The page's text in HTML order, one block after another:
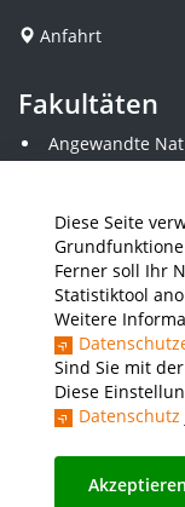
Diese Seite
Ferner soll Ihr
Statistiktool
Weitere
Sind Sie mit
Diese
Datenschutz
Akzeptieren
Anfahrt
Fakultäten
Angewandte
Angewandte
Elektrotechnik
Gestaltung
Informatik und
Maschinenbau
THWS Business
Presse
Instagram YouTube